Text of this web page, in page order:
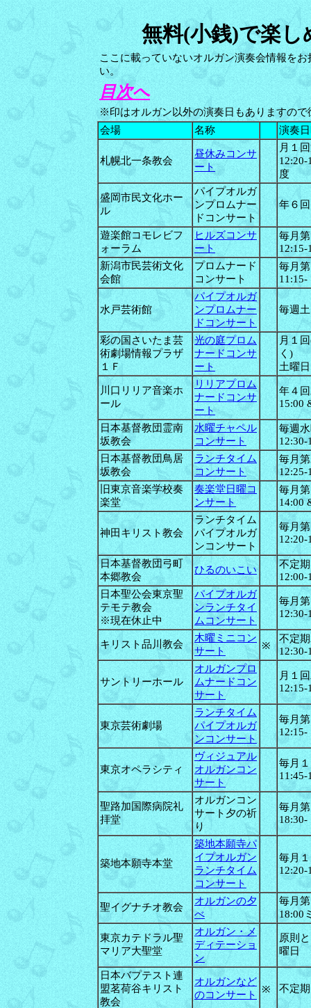
無料(小銭)で楽
ここに載っていないオルガン演奏会情報を
い。
目次へ
※印はオルガン以外の演奏日もありますので
会場
名称 演奏
札幌北一条教会
昼休みコンサ
ート
月１
度
盛岡市民文化ホー
ル
パイプオルガ
ンプロムナー
ドコンサート
年６回
遊楽館コモレビフ
ォーラム
ヒルズコンサ
ート
毎月
12:15-
新潟市民芸術文化
会館
プロムナード
コンサート
毎月
11:15-
水戸芸術館
パイプオルガ
ンプロムナー
ドコンサート
毎週
彩の国さいたま芸
術劇場情報プラザ
１Ｆ
光の庭プロム
ナードコンサ
ート
月１
く)
土曜
川口リリア音楽ホ
ール
リリアプロム
ナードコンサ
ート
年４
15:00
日本基督教団霊南
坂教会
水曜チャペル
コンサート
毎週
12:30-
日本基督教団鳥居
坂教会
ランチタイム
コンサート
毎月
12:25-
旧東京音楽学校奏
楽堂
奏楽堂日曜コ
ンサート
毎月
14:00
神田キリスト教会
ランチタイム
パイプオルガ
ンコンサート
毎月
12:20-
日本基督教団弓町
本郷教会
ひるのいこい
不定
12:00-
日本聖公会東京聖
テモテ教会
※現在休止中
パイプオルガ
ンランチタイ
ムコンサート
毎月
12:30-
キリスト品川教会
木曜ミニコン
サート
※
不定
12:30-
サントリーホール
オルガンプロ
ムナードコン
サート
月１
12:15-
東京芸術劇場
ランチタイム
パイプオルガ
ンコンサート
毎月
12:15-
東京オペラシティ
ヴィジュアル
オルガンコン
サート
毎月
11:45-
聖路加国際病院礼
拝堂
オルガンコン
サート夕の祈
り
毎月
18:30-
築地本願寺本堂
築地本願寺パ
イプオルガン
ランチタイム
コンサート
毎月
12:20-
聖イグナチオ教会
オルガンの夕
べ
毎月
18:00
東京カテドラル聖
マリア大聖堂
オルガン・メ
ディテーショ
ン
原則
曜日
日本バプテスト連
盟茗荷谷キリスト
教会
オルガンなど
のコンサート
※ 不定期